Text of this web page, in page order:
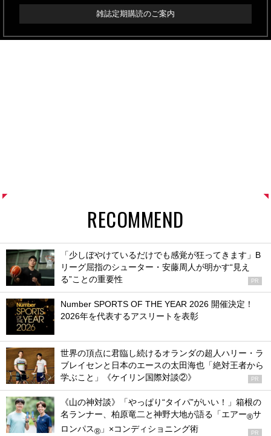
雑誌定期購読のご案内
RECOMMEND
「少しぼやけているだけでも感覚が狂ってきます」B
リーグ屈指のシューター・安藤周人が明かす“見え
る”ことの重要性
PR
Number SPORTS OF THE YEAR 2026 開催決定！
2026年を代表するアスリートを表彰
世界の頂点に君臨し続けるオランダの超人ハリー・ラ
ブレイセンと日本のエースの太田海也「絶対王者から
学ぶこと」《ケイリン国際対談②》
PR
《山の神対談》「やっぱり“タイパ”がいい！」箱根の
名ランナー、柏原竜二と神野大地が語る「エアー®サ
ロンパス® 」×コンディショニング術 PR